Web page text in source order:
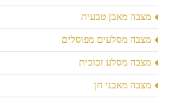
מצבה מאבן טבעית
מצבה מסלעים מפוסלים
מצבה מסלע זכוכית
מצבה מאבני חן